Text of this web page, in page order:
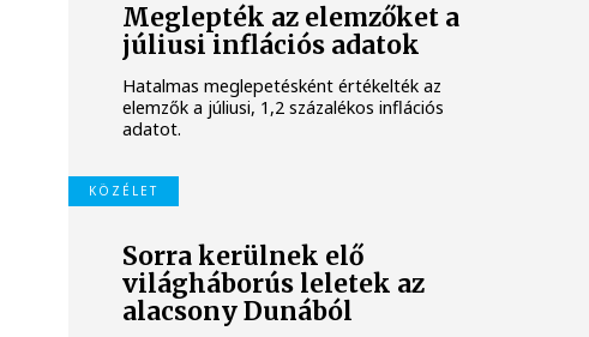
Meglepték az elemzőket a
júliusi inflációs adatok
Hatalmas meglepetésként értékelték az
elemzők a júliusi, 1,2 százalékos inflációs
adatot.
KÖZÉLET
Sorra kerülnek elő
világháborús leletek az
alacsony Dunából